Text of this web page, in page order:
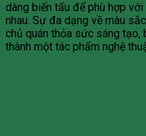
dàng biến tấu để phù hợp
nhau. Sự đa dạng về màu
chủ quán thỏa sức sáng tạo,
thành một tác phẩm nghệ